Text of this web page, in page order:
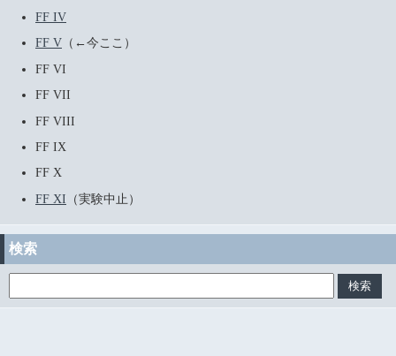
FF IV
FF V （←今ここ）
FF VI
FF VII
FF VIII
FF IX
FF X
FF XI （実験中止）
検索